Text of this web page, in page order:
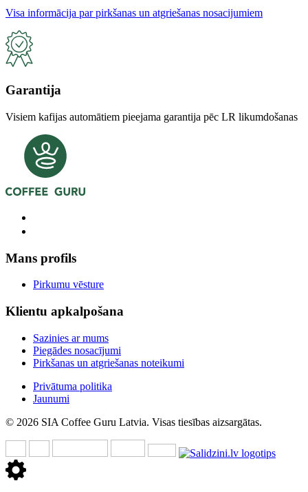
Visa informācija par pirkšanas un atgriešanas nosacijumiem
Garantija
Visiem kafijas automātiem pieejama garantija pēc LR likumdošanas
Mans profils
Pirkumu vēsture
Klientu apkalpošana
Sazinies ar mums
Piegādes nosacījumi
Pirkšanas un atgriešanas noteikumi
Privātuma politika
Jaunumi
© 2026 SIA Coffee Guru Latvia. Visas tiesības aizsargātas.